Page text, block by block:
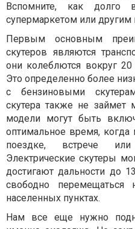
Вспомните, как
супермаркетом или
Первым основным
скутеров являются
они колеблются вокруг
Это определенно более
с бензиновыми
скутера также не
модели могут быть
оптимальное время,
поездке, встрече
Электрические скутеры
достигают дальности до
свободно перемещаться
населенных пунктах.
Нам все еще нужно